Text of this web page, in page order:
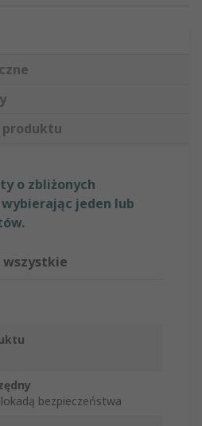
produktu
o zbliżonych
jeden lub
wszystkie
bezpieczeństwa